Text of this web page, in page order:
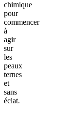
chimique
pour
commencer
à
agir
sur
les
peaux
ternes
et
sans
éclat.